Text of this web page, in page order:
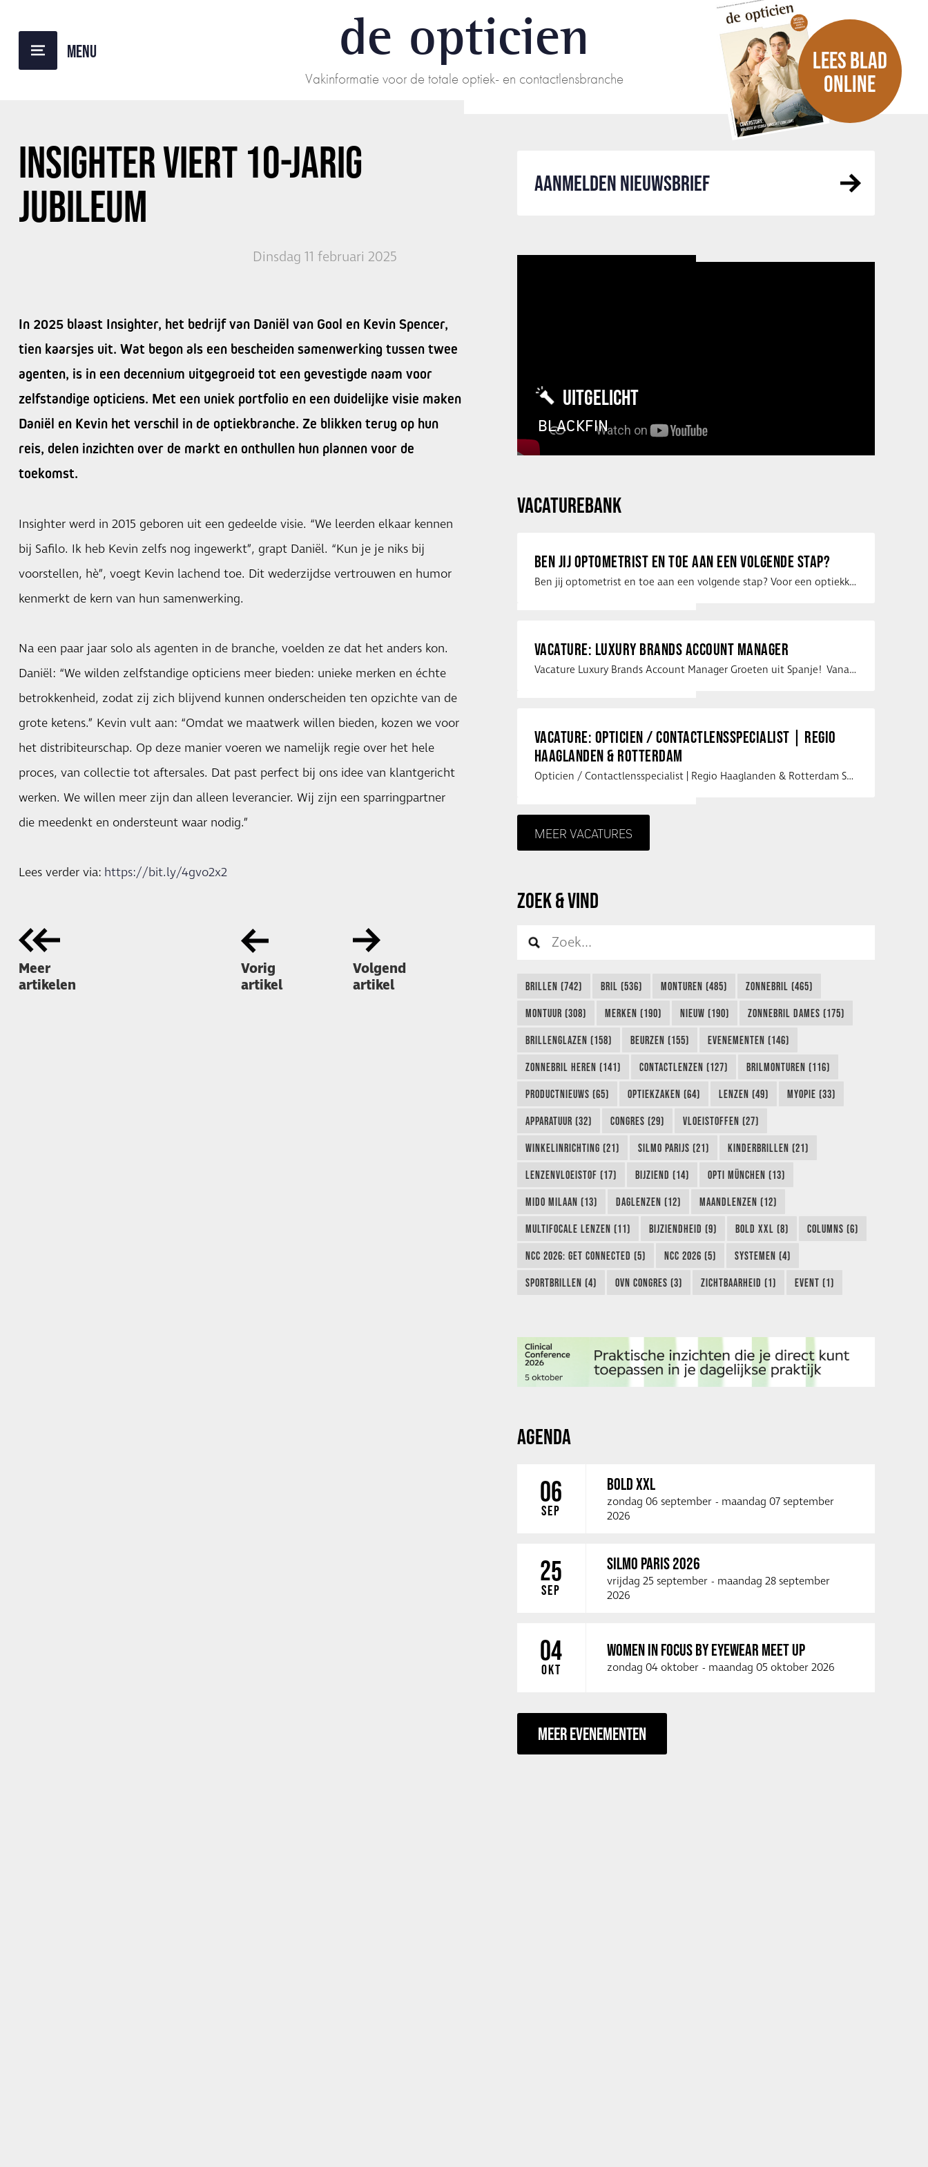
de opticien
Vakinformatie voor de totale optiek- en contactlensbranche
LEES BLAD
ONLINE
INSIGHTER VIERT 10-JARIG
JUBILEUM
Dinsdag 11 februari 2025
In 2025 blaast Insighter, het bedrijf van Daniël van Gool en Kevin Spencer,
tien kaarsjes uit. Wat begon als een bescheiden samenwerking tussen twee
agenten, is in een decennium uitgegroeid tot een gevestigde naam voor
zelfstandige opticiens. Met een uniek portfolio en een duidelijke visie maken
Daniël en Kevin het verschil in de optiekbranche. Ze blikken terug op hun
reis, delen inzichten over de markt en onthullen hun plannen voor de
toekomst.
Insighter werd in 2015 geboren uit een gedeelde visie. “We leerden elkaar kennen
bij Safilo. Ik heb Kevin zelfs nog ingewerkt”, grapt Daniël. “Kun je je niks bij
voorstellen, hè”, voegt Kevin lachend toe. Dit wederzijdse vertrouwen en humor
kenmerkt de kern van hun samenwerking.
Na een paar jaar solo als agenten in de branche, voelden ze dat het anders kon.
Daniël: “We wilden zelfstandige opticiens meer bieden: unieke merken en échte
betrokkenheid, zodat zij zich blijvend kunnen onderscheiden ten opzichte van de
grote ketens.” Kevin vult aan: “Omdat we maatwerk willen bieden, kozen we voor
het distribiteurschap. Op deze manier voeren we namelijk regie over het hele
proces, van collectie tot aftersales. Dat past perfect bij ons idee van klantgericht
werken. We willen meer zijn dan alleen leverancier. Wij zijn een sparringpartner
die meedenkt en ondersteunt waar nodig.”
Lees verder via: https://bit.ly/4gvo2x2
Meer
artikelen
Vorig
artikel
Volgend
artikel
AANMELDEN NIEUWSBRIEF
UITGELICHT
BLACKFIN
VACATUREBANK
BEN JIJ OPTOMETRIST EN TOE AAN EEN VOLGENDE STAP?
Ben jij optometrist en toe aan een volgende stap? Voor een optiekketen is Eye …
VACATURE: LUXURY BRANDS ACCOUNT MANAGER
Vacature Luxury Brands Account Manager Groeten uit Spanje! Vanaf mijn …
VACATURE: OPTICIEN / CONTACTLENSSPECIALIST | REGIO
HAAGLANDEN & ROTTERDAM
Opticien / Contactlensspecialist | Regio Haaglanden & Rotterdam Saludos uit …
MEER VACATURES
ZOEK & VIND
BRILLEN (742) BRIL (536) MONTUREN (485) ZONNEBRIL (465)
MONTUUR (308) MERKEN (190) NIEUW (190) ZONNEBRIL DAMES (175)
BRILLENGLAZEN (158) BEURZEN (155) EVENEMENTEN (146)
ZONNEBRIL HEREN (141) CONTACTLENZEN (127) BRILMONTUREN (116)
PRODUCTNIEUWS (65) OPTIEKZAKEN (64) LENZEN (49) MYOPIE (33)
APPARATUUR (32) CONGRES (29) VLOEISTOFFEN (27)
WINKELINRICHTING (21) SILMO PARIJS (21) KINDERBRILLEN (21)
LENZENVLOEISTOF (17) BIJZIEND (14) OPTI MÜNCHEN (13)
MIDO MILAAN (13) DAGLENZEN (12) MAANDLENZEN (12)
MULTIFOCALE LENZEN (11) BIJZIENDHEID (9) BOLD XXL (8) COLUMNS (6)
NCC 2026: GET CONNECTED (5) NCC 2026 (5) SYSTEMEN (4)
SPORTBRILLEN (4) OVN CONGRES (3) ZICHTBAARHEID (1) EVENT (1)
AGENDA
06
SEP
BOLD XXL
zondag 06 september - maandag 07 september
2026
25
SEP
SILMO PARIS 2026
vrijdag 25 september - maandag 28 september
2026
04
OKT
WOMEN IN FOCUS BY EYEWEAR MEET UP
zondag 04 oktober - maandag 05 oktober 2026
MEER EVENEMENTEN